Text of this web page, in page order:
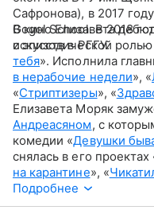
Сафронова), в 2017
Gogol School. В 2018
искусств в РГГУ.
В кино Елизавета
с эпизодической
тебя». Исполнила
в нерабочие недели», «
«Стриптизеры», «
Елизавета Моряк
Андреасяном, с
комедии «Девушки
снялась в его проектах
на карантине», «
году у супругов
Подробнее